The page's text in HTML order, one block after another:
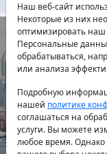
Страна:
Наш веб-сайт
Некоторые из них
оптимизировать наш
Персональные
обрабатываться,
или анализа
Подробную
нашей политике
соглашаться на
услуги. Вы можете
любое время. Однако